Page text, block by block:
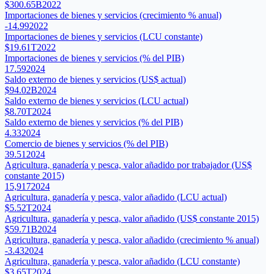
$300.65B2022
Importaciones de bienes y servicios (crecimiento % anual)
-14.992022
Importaciones de bienes y servicios (LCU constante)
$19.61T2022
Importaciones de bienes y servicios (% del PIB)
17.592024
Saldo externo de bienes y servicios (US$ actual)
$94.02B2024
Saldo externo de bienes y servicios (LCU actual)
$8.70T2024
Saldo externo de bienes y servicios (% del PIB)
4.332024
Comercio de bienes y servicios (% del PIB)
39.51 2024
Agricultura, ganadería y pesca, valor añadido por trabajador (US$
constante 2015)
15,9172024
Agricultura, ganadería y pesca, valor añadido (LCU actual)
$5.52T2024
Agricultura, ganadería y pesca, valor añadido (US$ constante 2015)
$59.71B2024
Agricultura, ganadería y pesca, valor añadido (crecimiento % anual)
-3.432024
Agricultura, ganadería y pesca, valor añadido (LCU constante)
$3.65T2024